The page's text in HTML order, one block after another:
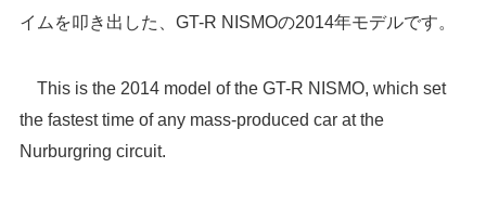
イムを叩き出した、GT-R NISMOの2014年モデルです。
This is the 2014 model of the GT-R NISMO, which set
the fastest time of any mass-produced car at the
Nurburgring circuit.